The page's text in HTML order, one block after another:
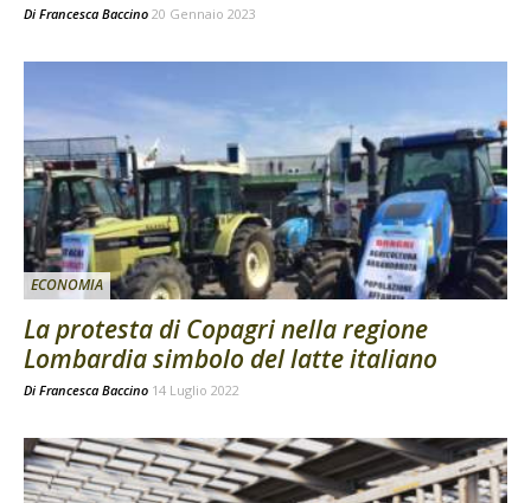
Di Francesca Baccino 20 Gennaio 2023
ECONOMIA
La protesta di Copagri nella regione
Lombardia simbolo del latte italiano
Di Francesca Baccino 14 Luglio 2022